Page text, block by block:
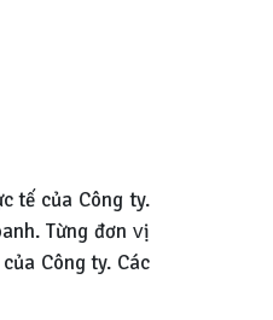
tế của Công ty.
Từng đơn vị
Công ty. Các